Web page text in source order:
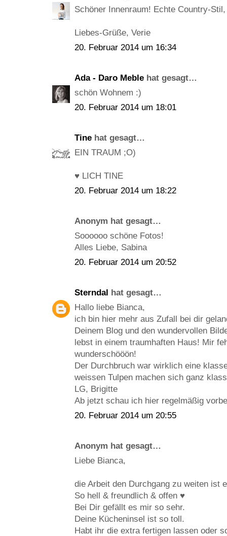
Schöner Innenraum! Echte Country-
Liebes-Grüße, Verie
20. Februar 2014 um 16:34
Ada - Daro Meble hat gesagt…
schön Wohnem :)
20. Februar 2014 um 18:01
Tine hat gesagt…
EIN TRAUM ;O)
♥ LICH TINE
20. Februar 2014 um 18:22
Anonym hat gesagt…
Soooooo schöne Fotos!
Alles Liebe, Sabina
20. Februar 2014 um 20:52
Sterndal hat gesagt…
Hallo liebe Bianca,
ich bin hier mehr aus Zufall bei dir
Deinem Blog und den wundervollen
lebst in einem traumhaften Haus! Mir
wunderschööön!
Der Durchbruch war wirklich eine
weissen Tulpen machen sich ganz
LG, Brigitte
Ab jetzt schau ich hier regelmäßig
20. Februar 2014 um 20:55
Anonym hat gesagt…
Liebe Bianca,
die Arbeit den Durchgang zu weiten ist
So hell & freundlich & offen ♥
Bei Dir gefällt es mir so sehr.
Deine Kücheninsel ist so toll.
Habt ihr die extra fertigen lassen oder